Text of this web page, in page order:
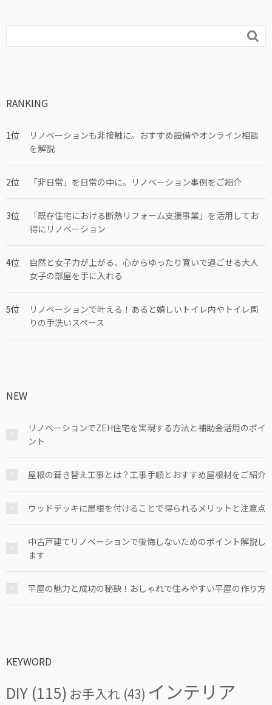

RANKING
リノベーションも非接触に。おすすめ設備やオンライン相談
を解説
「非日常」を日常の中に。リノベーション事例をご紹介
「既存住宅における断熱リフォーム支援事業」を活用してお
得にリノベーション
自然と女子力が上がる、心からゆったり寛いで過ごせる大人
女子の部屋を手に入れる
リノベーションで叶える！あると嬉しいトイレ内やトイレ周
りの手洗いスペース
NEW
リノベーションでZEH住宅を実現する方法と補助金活用のポイ
ント
屋根の葺き替え工事とは？工事手順とおすすめ屋根材をご紹介
ウッドデッキに屋根を付けることで得られるメリットと注意点
中古戸建てリノベーションで後悔しないためのポイント解説し
ます
平屋の魅力と成功の秘訣！おしゃれで住みやすい平屋の作り方
KEYWORD
DIY (115) お手入れ (43) インテリア